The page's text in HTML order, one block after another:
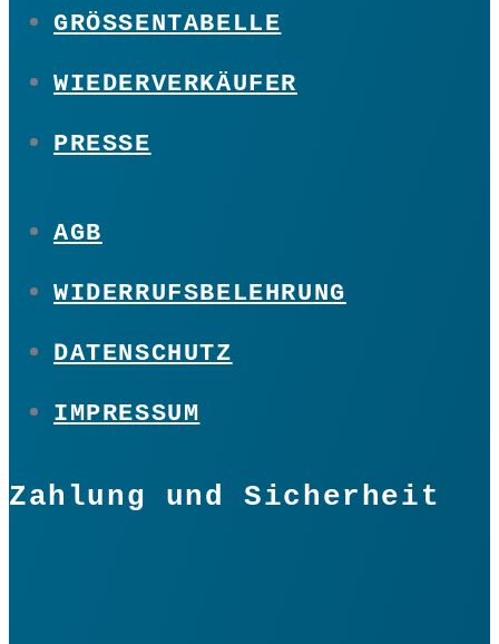
GRÖSSENTABELLE
WIEDERVERKÄUFER
PRESSE
AGB
WIDERRUFSBELEHRUNG
DATENSCHUTZ
IMPRESSUM
Zahlung und Sicherheit